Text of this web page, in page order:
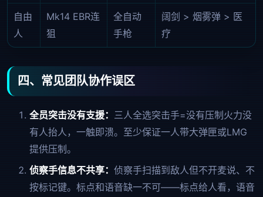
自由
人
Mk14 EBR连
狙
全自动
手枪
阔剑 > 烟雾弹 > 医
疗
四、常见团队协作误区
全员突击没有支援： 三人全选突击手=没有压制火力没
有人抬人，一触即溃。至少保证一人带大弹匣或LMG
提供压制。
侦察手信息不共享： 侦察手扫描到敌人但不开麦说、不
按标记键。标点和语音缺一不可——标点给人看，语音